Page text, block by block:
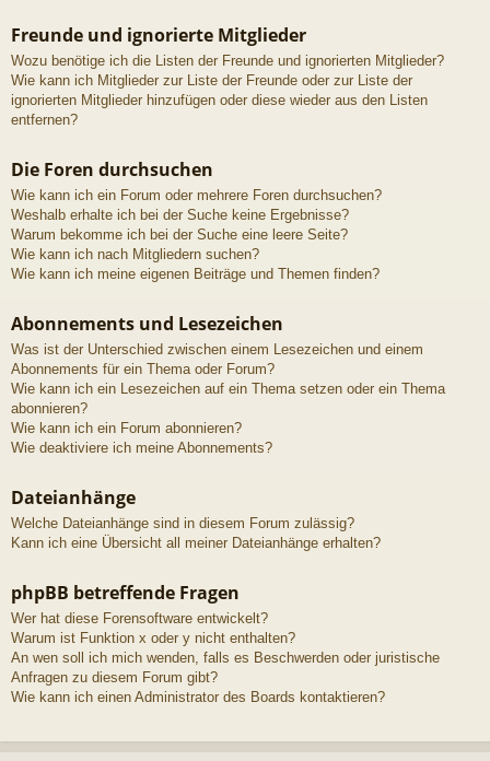
Freunde und ignorierte Mitglieder
Wozu benötige ich die Listen der Freunde und ignorierten Mitglieder?
Wie kann ich Mitglieder zur Liste der Freunde oder zur Liste der
ignorierten Mitglieder hinzufügen oder diese wieder aus den Listen
entfernen?
Die Foren durchsuchen
Wie kann ich ein Forum oder mehrere Foren durchsuchen?
Weshalb erhalte ich bei der Suche keine Ergebnisse?
Warum bekomme ich bei der Suche eine leere Seite?
Wie kann ich nach Mitgliedern suchen?
Wie kann ich meine eigenen Beiträge und Themen finden?
Abonnements und Lesezeichen
Was ist der Unterschied zwischen einem Lesezeichen und einem
Abonnements für ein Thema oder Forum?
Wie kann ich ein Lesezeichen auf ein Thema setzen oder ein Thema
abonnieren?
Wie kann ich ein Forum abonnieren?
Wie deaktiviere ich meine Abonnements?
Dateianhänge
Welche Dateianhänge sind in diesem Forum zulässig?
Kann ich eine Übersicht all meiner Dateianhänge erhalten?
phpBB betreffende Fragen
Wer hat diese Forensoftware entwickelt?
Warum ist Funktion x oder y nicht enthalten?
An wen soll ich mich wenden, falls es Beschwerden oder juristische
Anfragen zu diesem Forum gibt?
Wie kann ich einen Administrator des Boards kontaktieren?